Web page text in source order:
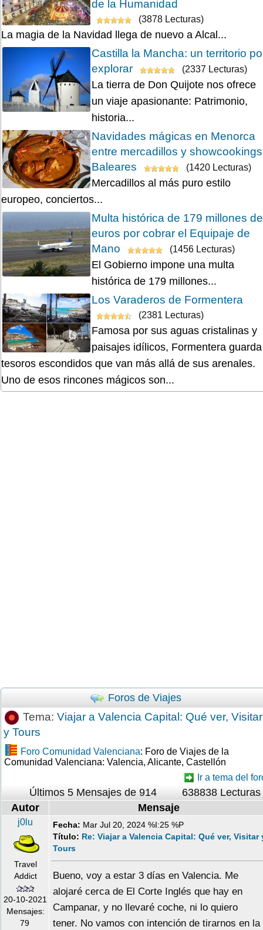
de la Humanidad
(3878 Lecturas)
La magia de la Navidad llega de nuevo a Alcal...
Castilla la Mancha: un territorio
explorar
(2337 Lecturas)
La tierra de Don Quijote nos ofrece
un viaje apasionante: Patrimonio,
historia...
Navidades mágicas en Menorca
entre mercadillos y
Baleares
(1420 Lecturas)
Mercadillos al más puro estilo
europeo, conciertos...
Multa histórica de 179 millones de
euros por cobrar el Equipaje de
Mano
(1456 Lecturas)
El Gobierno impone una multa
histórica de 179 millones...
Los Varaderos de Formentera
(2381 Lecturas)
Famosa por sus aguas cristalinas y
paisajes idílicos, Formentera guarda
tesoros escondidos que van más allá de sus arenales.
Uno de esos rincones mágicos son...
Foros de Viajes
Tema: Viajar a Valencia Capital: Qué ver, Visitar
y Tours
Foro Comunidad Valenciana: Foro de Viajes de la
Comunidad Valenciana: Valencia, Alicante, Castellón
Ir a tema del
Últimos 5 Mensajes de 914
638838 Lecturas
Autor
Mensaje
j0lu
Travel
Addict
20-10-2021
Mensajes:
79
Fecha: Mar Jul 20, 2024 %I:25 %P
Título: Re: Viajar a Valencia Capital: Qué ver, Visitar
Tours
Bueno, voy a estar 3 días en Valencia. Me
alojaré cerca de El Corte Inglés que hay en
Campanar, y no llevaré coche, ni lo quiero
tener. No vamos con intención de tirarnos en la